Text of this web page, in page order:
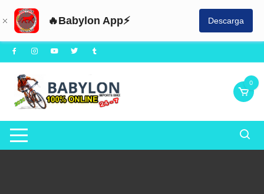
🔥Babylon App⚡ Descarga
Saltar
al
contenido
0